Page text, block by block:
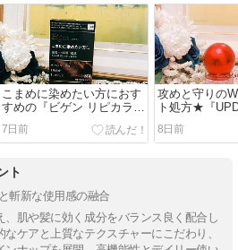
こまめに染めたい方におす
すめの『ビゲン リピカラ
ー』
7日前
攻めと守りの
ト処方★『
SERUM
CICA20』
8日前
ト
斬新な使用感の融合
、肌や髪に効く成分をバランス良く配合し
ケアと上質なテクスチャーにこだわり、